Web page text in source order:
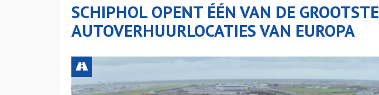
SCHIPHOL OPENT ÉÉN VAN DE GROOTSTE
AUTOVERHUURLOCATIES VAN EUROPA